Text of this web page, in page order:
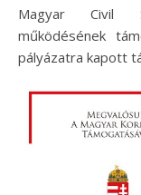
Magyar Civil
működésének
pályázatra kapott